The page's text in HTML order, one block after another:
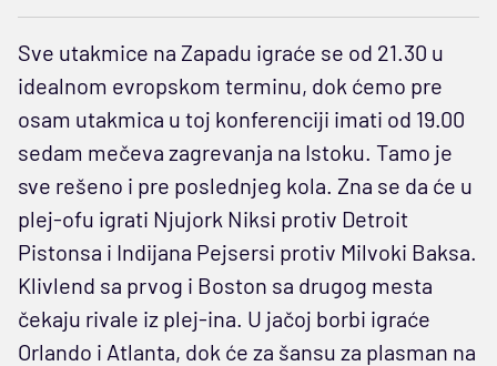
Sve utakmice na Zapadu igraće se od 21.30 u
idealnom evropskom terminu, dok ćemo pre
osam utakmica u toj konferenciji imati od 19.00
sedam mečeva zagrevanja na Istoku. Tamo je
sve rešeno i pre poslednjeg kola. Zna se da će u
plej-ofu igrati Njujork Niksi protiv Detroit
Pistonsa i Indijana Pejsersi protiv Milvoki Baksa.
Klivlend sa prvog i Boston sa drugog mesta
čekaju rivale iz plej-ina. U jačoj borbi igraće
Orlando i Atlanta, dok će za šansu za plasman na